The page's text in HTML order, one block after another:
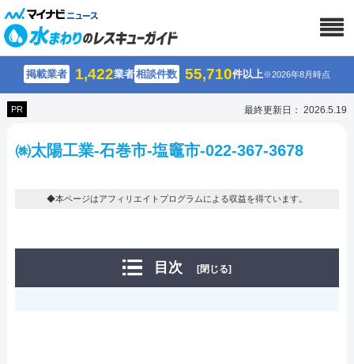
掲載業者 1,422業者相談件数 55,710件以上※2026年8月時点
PR 最終更新日： 2026.5.19
㈱太陽工業-石巻市-塩竈市-022-367-3678
◆本ページはアフィリエイトプログラムによる収益を得ています。
目次 [閉じる]